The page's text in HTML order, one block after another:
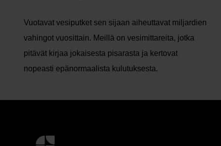
Vuotavat vesiputket sen sijaan aiheuttavat miljardien
vahingot vuosittain. Meillä on vesimittareita, jotka
pitävät kirjaa jokaisesta pisarasta ja kertovat
nopeasti epänormaalista kulutuksesta.
Lisätietoja